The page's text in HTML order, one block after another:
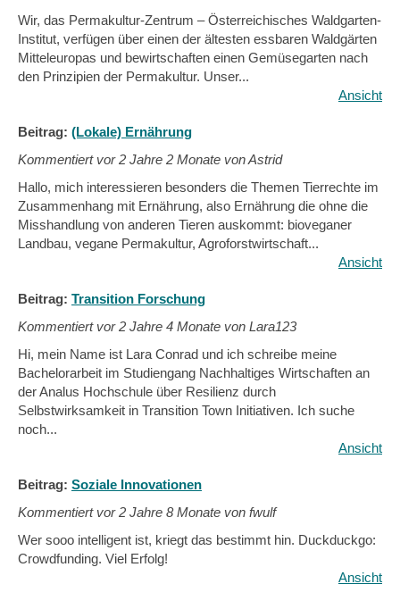
Wir, das Permakultur-Zentrum – Österreichisches Waldgarten-
Institut, verfügen über einen der ältesten essbaren Waldgärten
Mitteleuropas und bewirtschaften einen Gemüsegarten nach
den Prinzipien der Permakultur. Unser...
Ansicht
Beitrag: (Lokale) Ernährung
Kommentiert vor2 Jahre 2 Monate von Astrid
Hallo, mich interessieren besonders die Themen Tierrechte im
Zusammenhang mit Ernährung, also Ernährung die ohne die
Misshandlung von anderen Tieren auskommt: bioveganer
Landbau, vegane Permakultur, Agroforstwirtschaft...
Ansicht
Beitrag: Transition Forschung
Kommentiert vor2 Jahre 4 Monate von Lara123
Hi, mein Name ist Lara Conrad und ich schreibe meine
Bachelorarbeit im Studiengang Nachhaltiges Wirtschaften an
der Analus Hochschule über Resilienz durch
Selbstwirksamkeit in Transition Town Initiativen. Ich suche
noch...
Ansicht
Beitrag: Soziale Innovationen
Kommentiert vor2 Jahre 8 Monate von fwulf
Wer sooo intelligent ist, kriegt das bestimmt hin. Duckduckgo:
Crowdfunding. Viel Erfolg!
Ansicht